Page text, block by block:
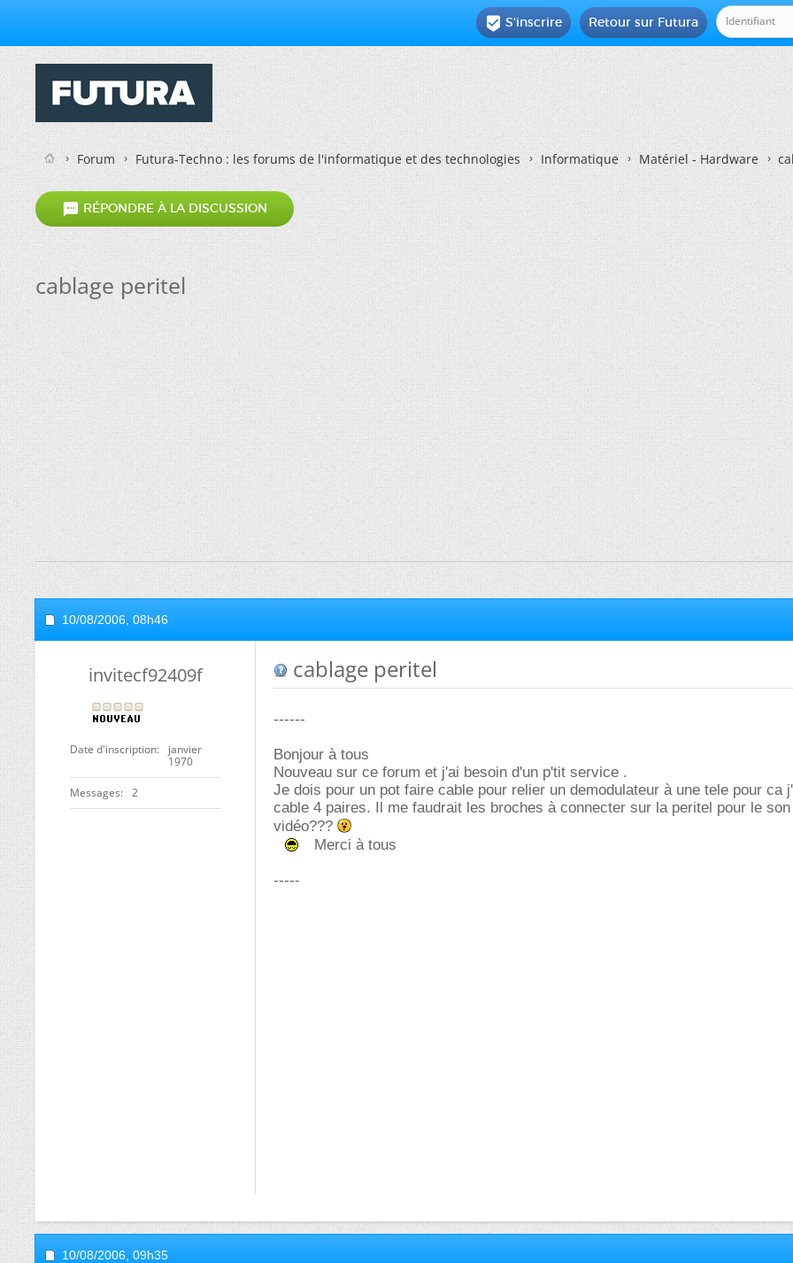
Retour sur Futura
 S'inscrire
Forum Futura-Techno : les forums de l'informatique et des technologies Informatique Matériel - Hardware
 RÉPONDRE À LA DISCUSSION
cablage peritel
10/08/2006, 08h46
invitecf92409f
Date d'inscription
janvier
1970
Messages 2
cablage peritel
------
Bonjour à tous
Nouveau sur ce forum et j'ai besoin d'un p'tit service .
Je dois pour un pot faire cable pour relier un demodulateur à une tele pour ca
cable 4 paires. Il me faudrait les broches à connecter sur la peritel pour le
vidéo???
Merci à tous
-----
10/08/2006, 09h35